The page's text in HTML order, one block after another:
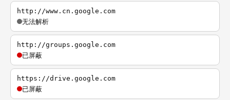
http://www.cn.google.com
无法解析
http://groups.google.com
已屏蔽
https://drive.google.com
已屏蔽